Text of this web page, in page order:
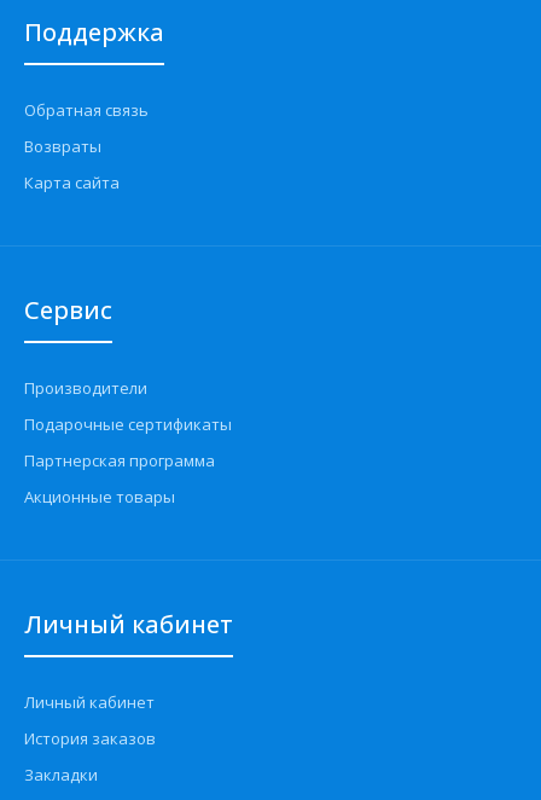
Поддержка
Обратная связь
Возвраты
Карта сайта
Сервис
Производители
Подарочные сертификаты
Партнерская программа
Акционные товары
Личный кабинет
Личный кабинет
История заказов
Закладки